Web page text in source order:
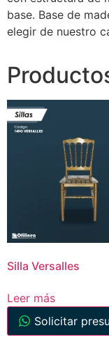
base. Base de
elegir de nuestro
Silla Versalles
Leer más
Solicitar